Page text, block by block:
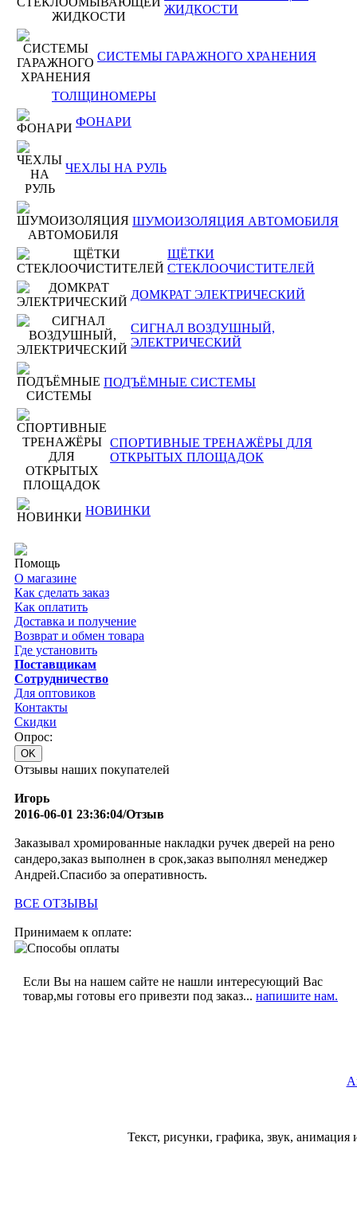
ЖИДКОСТИ
СИСТЕМЫ ГАРАЖНОГО ХРАНЕНИЯ
ТОЛЩИНОМЕРЫ
ФОНАРИ
ЧЕХЛЫ НА РУЛЬ
ШУМОИЗОЛЯЦИЯ АВТОМОБИЛЯ
ЩЁТКИ
СТЕКЛООЧИСТИТЕЛЕЙ
ДОМКРАТ ЭЛЕКТРИЧЕСКИЙ
СИГНАЛ ВОЗДУШНЫЙ,
ЭЛЕКТРИЧЕСКИЙ
ПОДЪЁМНЫЕ СИСТЕМЫ
СПОРТИВНЫЕ ТРЕНАЖЁРЫ ДЛЯ
ОТКРЫТЫХ ПЛОЩАДОК
НОВИНКИ
Помощь
О магазине
Как сделать заказ
Как оплатить
Доставка и получение
Возврат и обмен товара
Где установить
Поставщикам
Сотрудничество
Для оптовиков
Контакты
Cкидки
Опрос:
Отзывы наших покупателей
Игорь
2016-06-01 23:36:04/Отзыв
Заказывал хромированные накладки ручек дверей на рено
сандеро,заказ выполнен в срок,заказ выполнял менеджер
Андрей.Спасибо за оперативность.
ВСЕ ОТЗЫВЫ
Принимаем к оплате:
Если Вы на нашем сайте не нашли интересующий Вас
товар,мы готовы его привезти под заказ... напишите нам.
Текст, рисунки, графика, звук, анимация